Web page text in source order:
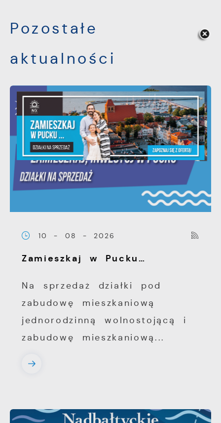
Pozostałe
aktualności
10 - 08 - 2026
Zamieszkaj w Pucku…
Na sprzedaż działki pod
zabudowę mieszkaniową
jednorodzinną wolnostojącą i
zabudowę mieszkaniową...